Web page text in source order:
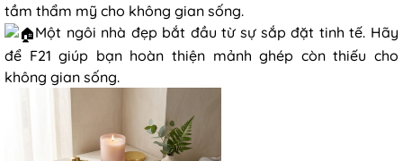
tầm thẩm mỹ cho không gian sống.
Một ngôi nhà đẹp bắt đầu từ sự sắp đặt tinh tế. Hãy
để F21 giúp bạn hoàn thiện mảnh ghép còn thiếu cho
không gian sống.